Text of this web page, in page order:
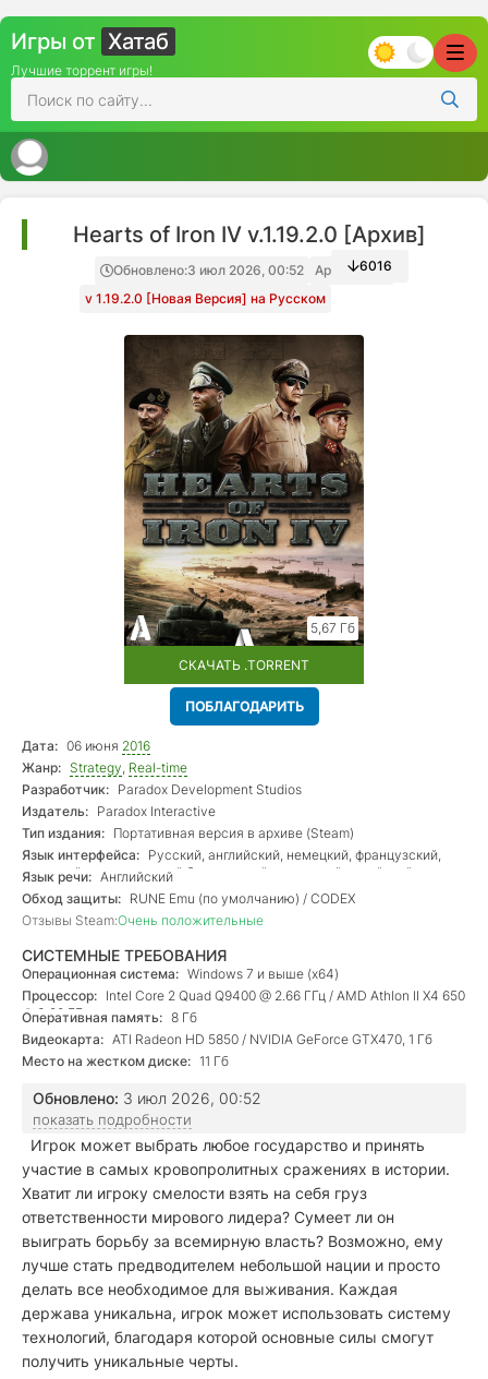
Игры от Хатаб
Лучшие торрент игры!
Hearts of Iron IV v.1.19.2.0 [Архив]
Обновлено:3 июл 2026, 00:52
Архив игры
v 1.19.2.0 [Новая Версия] на Русском
6016
5,67 Гб
СКАЧАТЬ .TORRENT
ПОБЛАГОДАРИТЬ
Дата: 06 июня 2016
Жанр: Strategy, Real-time
Разработчик: Paradox Development Studios
Издатель: Paradox Interactive
Тип издания: Портативная версия в архиве (Steam)
Язык интерфейса: Русский, английский, немецкий, французский,
польский, португальский бразильский, испанский, китайский
простой
Язык речи: Английский
Обход защиты: RUNE Emu (по умолчанию) / CODEX
Отзывы Steam:Очень положительные
СИСТЕМНЫЕ ТРЕБОВАНИЯ
Операционная система: Windows 7 и выше (х64)
Процессор: Intel Core 2 Quad Q9400 @ 2.66 ГГц / AMD Athlon II X4 650
@ 3.20 ГГц
Оперативная память: 8 Гб
Видеокарта: ATI Radeon HD 5850 / NVIDIA GeForce GTX470, 1 Гб
Место на жестком диске: 11 Гб
Обновлено: 3 июл 2026, 00:52
показать подробности
Игрок может выбрать любое государство и принять
участие в самых кровопролитных сражениях в истории.
Хватит ли игроку смелости взять на себя груз
ответственности мирового лидера? Сумеет ли он
выиграть борьбу за всемирную власть? Возможно, ему
лучше стать предводителем небольшой нации и просто
делать все необходимое для выживания. Каждая
держава уникальна, игрок может использовать систему
технологий, благодаря которой основные силы смогут
получить уникальные черты.